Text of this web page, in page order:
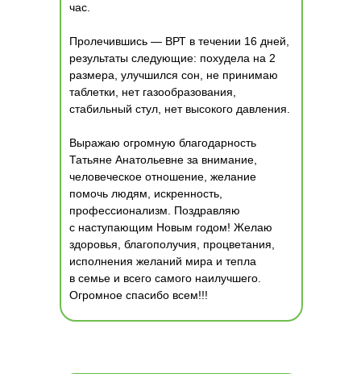
час.
Пролечившись — ВРТ в течении 16 дней,
результаты следующие: похудела на 2
размера, улучшился сон, не принимаю
таблетки, нет газообразования,
стабильный стул, нет высокого давления.
Выражаю огромную благодарность
Татьяне Анатольевне за внимание,
человеческое отношение, желание
помочь людям, искренность,
профессионализм. Поздравляю
с наступающим Новым годом! Желаю
здоровья, благополучия, процветания,
исполнения желаний мира и тепла
в семье и всего самого наилучшего.
Огромное спасибо всем!!!